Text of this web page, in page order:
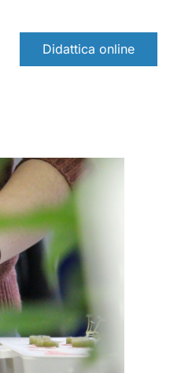
Didattica online